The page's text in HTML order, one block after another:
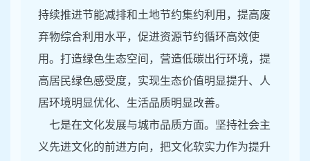
持续推进节能减排和土地节约集约利用，提高废
弃物综合利用水平，促进资源节约循环高效使
用。打造绿色生态空间，营造低碳出行环境，提
高居民绿色感受度，实现生态价值明显提升、人
居环境明显优化、生活品质明显改善。
七是在文化发展与城市品质方面。坚持社会主
义先进文化的前进方向，把文化软实力作为提升